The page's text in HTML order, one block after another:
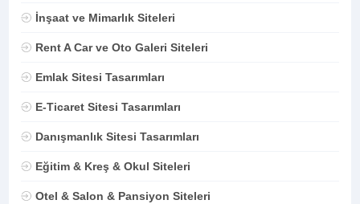
İnşaat ve Mimarlık Siteleri
Rent A Car ve Oto Galeri Siteleri
Emlak Sitesi Tasarımları
E-Ticaret Sitesi Tasarımları
Danışmanlık Sitesi Tasarımları
Eğitim & Kreş & Okul Siteleri
Otel & Salon & Pansiyon Siteleri